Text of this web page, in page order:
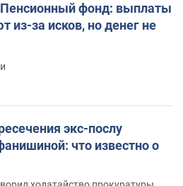
фонд: выплаты
из-за исков, но денег не
экс-послу
что известно о